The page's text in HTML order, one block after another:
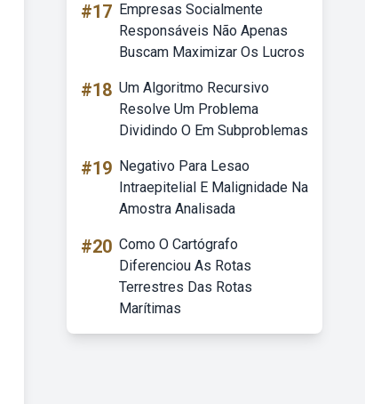
#17 Empresas Socialmente
Responsáveis Não Apenas
Buscam Maximizar Os Lucros
#18 Um Algoritmo Recursivo
Resolve Um Problema
Dividindo O Em Subproblemas
#19 Negativo Para Lesao
Intraepitelial E Malignidade Na
Amostra Analisada
#20 Como O Cartógrafo
Diferenciou As Rotas
Terrestres Das Rotas
Marítimas